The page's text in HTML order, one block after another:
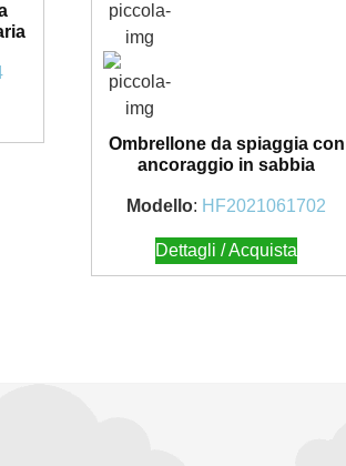
Ombrellone da spiaggia con
ancoraggio in sabbia
Modello: HF2021061702
Dettagli / Acquista